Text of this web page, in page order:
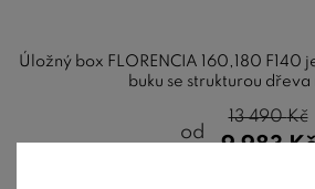
Úložný box FLORENCIA 160,180 F140
buku se strukturou dřeva
od
9 983Kč
13 490Kč